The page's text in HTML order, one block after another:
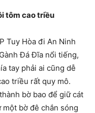
tôm cao triều
Tuy Hòa đi An Ninh
Đá Đĩa nổi tiếng,
tay phải ai cũng dễ
triều rất quy mô.
bờ bao để giữ cát
bờ đê chắn sóng